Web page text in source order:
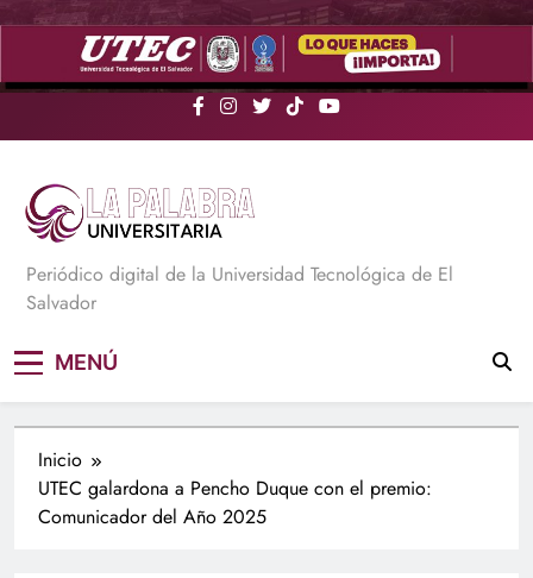
Saltar
La Palabra Universitaria
Periódico digital de la Universidad Tecnológica de El
Salvador
MENÚ
Inicio
UTEC galardona a Pencho Duque con el premio:
Comunicador del Año 2025